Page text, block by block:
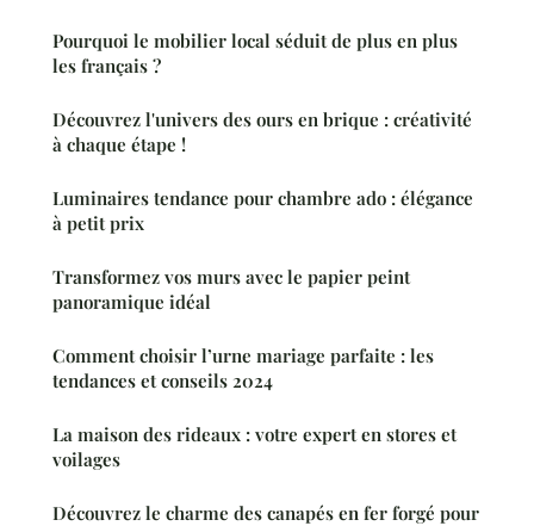
Pourquoi le mobilier local séduit de plus en plus
les français ?
Découvrez l'univers des ours en brique : créativité
à chaque étape !
Luminaires tendance pour chambre ado : élégance
à petit prix
Transformez vos murs avec le papier peint
panoramique idéal
Comment choisir l’urne mariage parfaite : les
tendances et conseils 2024
La maison des rideaux : votre expert en stores et
voilages
Découvrez le charme des canapés en fer forgé pour